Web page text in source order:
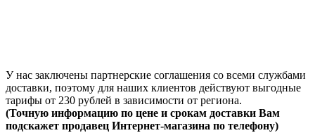
У нас заключены партнерские соглашения со всеми службами
доставки, поэтому для наших клиентов действуют выгодные
тарифы от 230 рублей в зависимости от региона.
(Точную информацию по цене и срокам доставки Вам
подскажет продавец Интернет-магазина по телефону)